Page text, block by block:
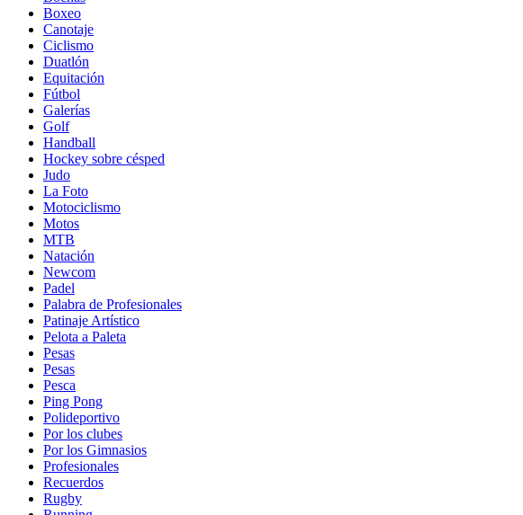
Boxeo
Canotaje
Ciclismo
Duatlón
Equitación
Fútbol
Galerías
Golf
Handball
Hockey sobre césped
Judo
La Foto
Motociclismo
Motos
MTB
Natación
Newcom
Padel
Palabra de Profesionales
Patinaje Artístico
Pelota a Paleta
Pesas
Pesas
Pesca
Ping Pong
Polideportivo
Por los clubes
Por los Gimnasios
Profesionales
Recuerdos
Rugby